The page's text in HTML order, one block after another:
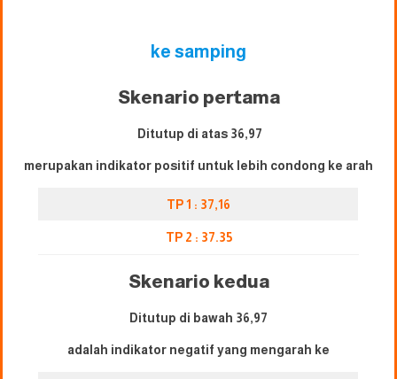
ke samping
Skenario pertama
Ditutup di atas 36,97
merupakan indikator positif untuk lebih condong ke arah
TP 1 : 37,16
TP 2 : 37.35
Skenario kedua
Ditutup di bawah 36,97
adalah indikator negatif yang mengarah ke